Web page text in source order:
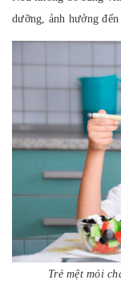
dưỡng, ảnh hưởng đến
Trẻ mệt mỏi